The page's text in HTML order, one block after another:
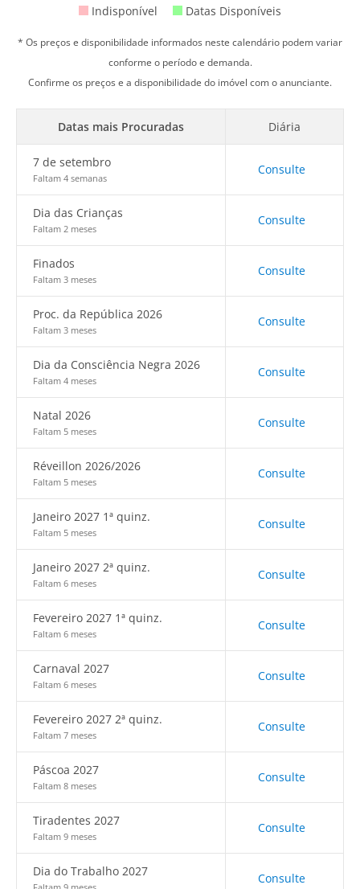
Indisponível Datas Disponíveis
* Os preços e disponibilidade informados neste calendário podem variar
conforme o período e demanda.
Confirme os preços e a disponibilidade do imóvel com o anunciante.
Datas mais Procuradas Diária
7 de setembro
Faltam 4 semanas
Consulte
Dia das Crianças
Faltam 2 meses
Consulte
Finados
Faltam 3 meses
Consulte
Proc. da República 2026
Faltam 3 meses
Consulte
Dia da Consciência Negra 2026
Faltam 4 meses
Consulte
Natal 2026
Faltam 5 meses
Consulte
Réveillon 2026/2026
Faltam 5 meses
Consulte
Janeiro 2027 1ª quinz.
Faltam 5 meses
Consulte
Janeiro 2027 2ª quinz.
Faltam 6 meses
Consulte
Fevereiro 2027 1ª quinz.
Faltam 6 meses
Consulte
Carnaval 2027
Faltam 6 meses
Consulte
Fevereiro 2027 2ª quinz.
Faltam 7 meses
Consulte
Páscoa 2027
Faltam 8 meses
Consulte
Tiradentes 2027
Faltam 9 meses
Consulte
Dia do Trabalho 2027 Consulte